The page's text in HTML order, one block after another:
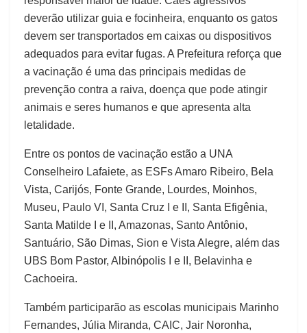
deverão utilizar guia e focinheira, enquanto os gatos
devem ser transportados em caixas ou dispositivos
adequados para evitar fugas. A Prefeitura reforça que
a vacinação é uma das principais medidas de
prevenção contra a raiva, doença que pode atingir
animais e seres humanos e que apresenta alta
letalidade.
Entre os pontos de vacinação estão a UNA
Conselheiro Lafaiete, as ESFs Amaro Ribeiro, Bela
Vista, Carijós, Fonte Grande, Lourdes, Moinhos,
Museu, Paulo VI, Santa Cruz I e II, Santa Efigênia,
Santa Matilde I e II, Amazonas, Santo Antônio,
Santuário, São Dimas, Sion e Vista Alegre, além das
UBS Bom Pastor, Albinópolis I e II, Belavinha e
Cachoeira.
Também participarão as escolas municipais Marinho
Fernandes, Júlia Miranda, CAIC, Jair Noronha,